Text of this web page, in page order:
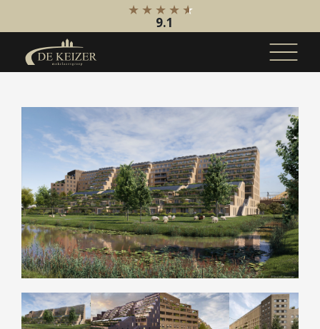
Koopaanbod
Bestaande bouw
Internationaal
Nieuwbouw
Bedrijfsaanbod
Huuraanbod
Bestaande bouw
Internationaal
Nieuwbouw
Bedrijfsaanbod
9.1